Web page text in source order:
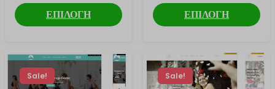
ΕΠΙΛΟΓΗ ΕΠΙΛΟΓΗ
Sale! Sale!